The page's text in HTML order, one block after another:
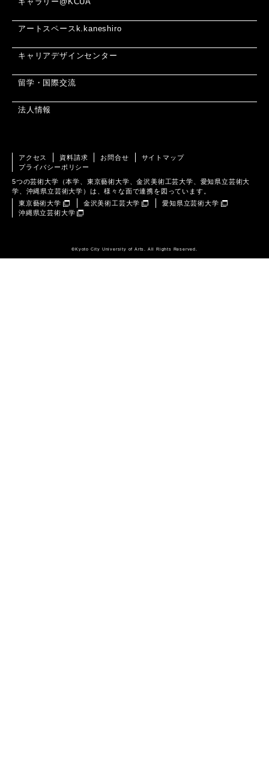
アートスペースk.kaneshiro
キャリアデザインセンター
留学・国際交流
法人情報
アクセス 資料請求 お問合せ
サイトマップ
プライバシーポリシー
5つの芸術大学（本学、東京藝術大学、金沢美術工芸大学、愛知県立芸術大
学、沖縄県立芸術大学）は、様々な面で連携を図っています。
東京藝術大学
金沢美術工芸大学
愛知県立芸術大学
沖縄県立芸術大学
©️Kyoto City University of Arts. All Rights Reserved.